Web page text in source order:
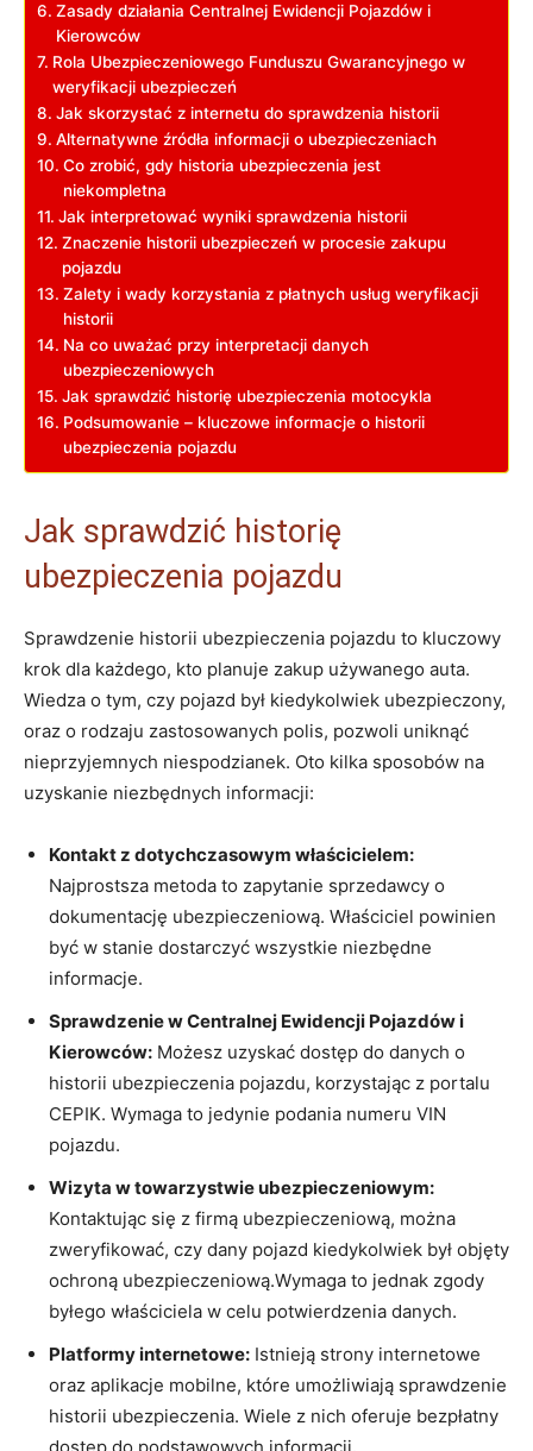
Zasady działania Centralnej Ewidencji Pojazdów i
Kierowców
Rola Ubezpieczeniowego Funduszu Gwarancyjnego w
weryfikacji ubezpieczeń
Jak skorzystać z internetu do sprawdzenia historii
Alternatywne źródła informacji o ubezpieczeniach
Co zrobić, gdy historia ubezpieczenia jest
niekompletna
Jak interpretować wyniki sprawdzenia historii
Znaczenie historii ubezpieczeń w procesie zakupu
pojazdu
Zalety i wady korzystania z płatnych usług weryfikacji
historii
Na co uważać przy interpretacji danych
ubezpieczeniowych
Jak sprawdzić historię ubezpieczenia motocykla
Podsumowanie – kluczowe informacje o historii
ubezpieczenia pojazdu
Jak sprawdzić historię
ubezpieczenia pojazdu
Sprawdzenie historii ubezpieczenia pojazdu to kluczowy
krok dla każdego, kto planuje zakup używanego auta.
Wiedza o tym, czy pojazd był kiedykolwiek ubezpieczony,
oraz o rodzaju zastosowanych polis, pozwoli uniknąć
nieprzyjemnych niespodzianek. Oto kilka sposobów na
uzyskanie niezbędnych informacji:
Kontakt z dotychczasowym właścicielem:
Najprostsza metoda to zapytanie sprzedawcy o
dokumentację ubezpieczeniową. Właściciel powinien
być w stanie dostarczyć wszystkie niezbędne
informacje.
Sprawdzenie w Centralnej Ewidencji Pojazdów i
Kierowców: Możesz uzyskać dostęp do danych o
historii ubezpieczenia pojazdu, korzystając z portalu
CEPIK. Wymaga to jedynie podania numeru VIN
pojazdu.
Wizyta w towarzystwie ubezpieczeniowym:
Kontaktując się z firmą ubezpieczeniową, można
zweryfikować, czy dany pojazd kiedykolwiek był objęty
ochroną ubezpieczeniową.Wymaga to jednak zgody
byłego właściciela w celu potwierdzenia danych.
Platformy internetowe: Istnieją strony internetowe
oraz aplikacje mobilne, które umożliwiają sprawdzenie
historii ubezpieczenia. Wiele z nich oferuje bezpłatny